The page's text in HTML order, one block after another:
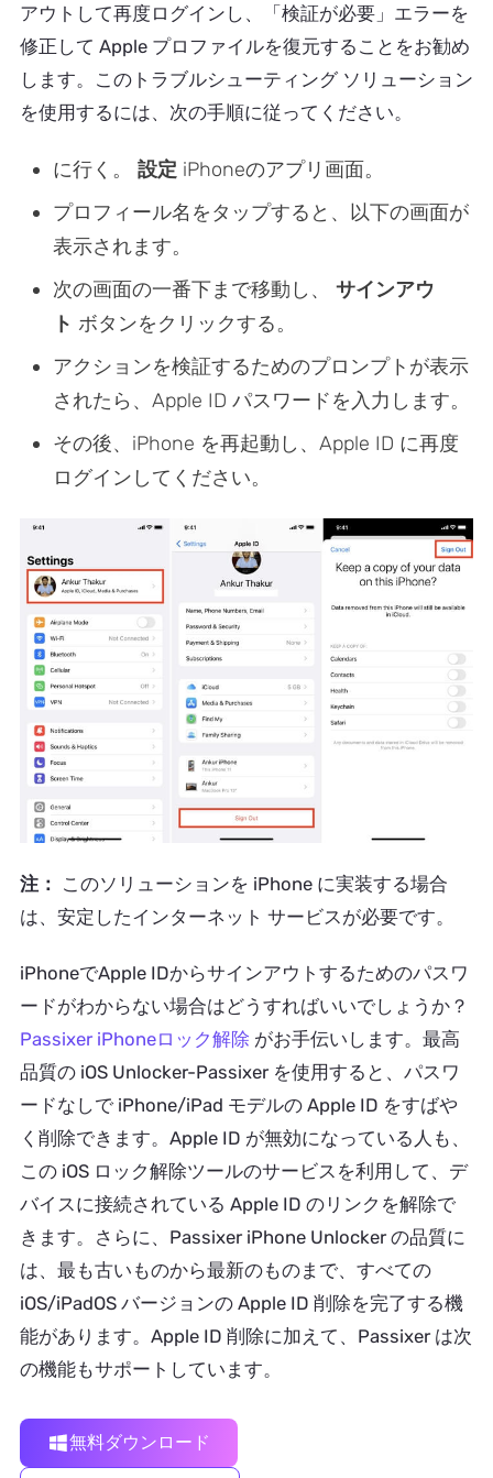
アウトして再度ログインし、「検証が必要」エラーを
修正して Apple プロファイルを復元することをお勧め
します。このトラブルシューティング ソリューション
を使用するには、次の手順に従ってください。
に行く。 設定 iPhoneのアプリ画面。
プロフィール名をタップすると、以下の画面が
表示されます。
次の画面の一番下まで移動し、 サインアウ
ト ボタンをクリックする。
アクションを検証するためのプロンプトが表示
されたら、Apple ID パスワードを入力します。
その後、iPhone を再起動し、Apple ID に再度
ログインしてください。
注： このソリューションを iPhone に実装する場合
は、安定したインターネット サービスが必要です。
iPhoneでApple IDからサインアウトするためのパスワ
ードがわからない場合はどうすればいいでしょうか？
Passixer iPhoneロック解除 がお手伝いします。最高
品質の iOS Unlocker-Passixer を使用すると、パスワ
ードなしで iPhone/iPad モデルの Apple ID をすばや
く削除できます。Apple ID が無効になっている人も、
この iOS ロック解除ツールのサービスを利用して、デ
バイスに接続されている Apple ID のリンクを解除で
きます。さらに、Passixer iPhone Unlocker の品質に
は、最も古いものから最新のものまで、すべての
iOS/iPadOS バージョンの Apple ID 削除を完了する機
能があります。Apple ID 削除に加えて、Passixer は次
の機能もサポートしています。
無料ダウンロード